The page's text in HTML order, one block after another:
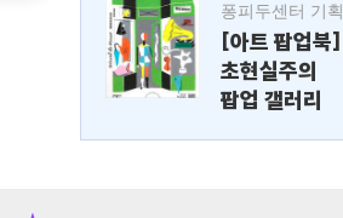
퐁피두센터 기획
[아트 팝업북]
초현실주의
팝업 갤러리